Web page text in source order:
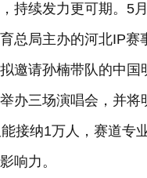
持续发力更可期。
总局主办的河北IP
邀请孙楠带队的中
办三场演唱会，并
接纳1万人，赛道专
响力。